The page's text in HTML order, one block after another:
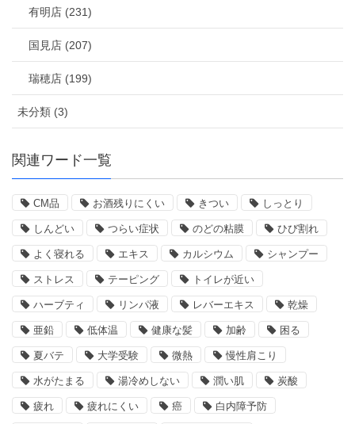
有明店 (231)
国見店 (207)
瑞穂店 (199)
未分類 (3)
関連ワード一覧
CM品 お酒残りにくい きつい しっとり
しんどい つらい症状 のどの粘膜 ひび割れ
よく寝れる エキス カルシウム シャンプー
ストレス テーピング トイレが近い
ハーブティ リンパ液 レバーエキス 乾燥
亜鉛 低体温 健康な髪 加齢 困る
夏バテ 大学受験 微熱 慢性肩こり
水がたまる 湯冷めしない 潤い肌 炭酸
疲れ 疲れにくい 癌 白内障予防